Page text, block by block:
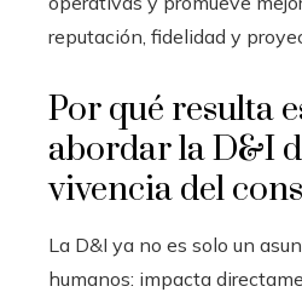
reputación, fidelidad y
Por qué resulta
abordar la D&I
vivencia del
La D&I ya no es solo un
humanos: impacta